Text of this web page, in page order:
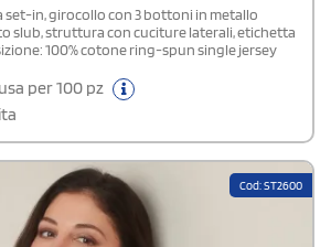
set-in, girocollo con 3 bottoni in metallo
slub, struttura con cuciture laterali, etichetta
100% cotone ring-spun single jersey
per 100 pz
Cod: ST2600